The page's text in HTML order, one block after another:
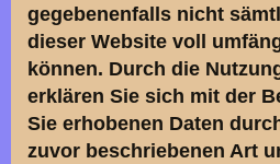
gegebenenfalls nicht
dieser Website voll
können. Durch die
erklären Sie sich mit der
Sie erhobenen Daten
zuvor beschriebenen Art